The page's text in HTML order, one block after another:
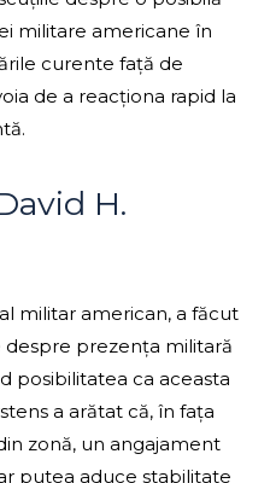
militare americane în
curente față de
de a reacționa rapid la
H.
militar american, a făcut
prezența militară
posibilitatea ca aceasta
a arătat că, în fața
zonă, un angajament
putea aduce stabilitate